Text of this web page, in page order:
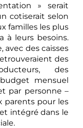
» serait
cotiserait selon
familles les plus
à leurs besoins.
avec des caisses
des
des
mensuel
par personne –
parents pour les
intégré dans le